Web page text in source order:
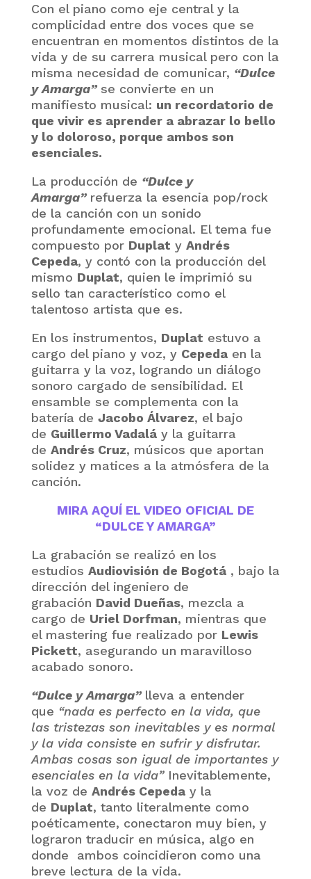
Con el piano como eje central y la
complicidad entre dos voces que se
encuentran en momentos distintos de la
vida y de su carrera musical pero con la
misma necesidad de comunicar, “Dulce
y Amarga”se convierte en un
manifiesto musical: un recordatorio de
que vivir es aprender a abrazar lo bello
y lo doloroso, porque ambos son
esenciales.
La producción de “Dulce y
Amarga”refuerza la esencia pop/rock
de la canción con un sonido
profundamente emocional. El tema fue
compuesto por Duplat y Andrés
Cepeda, y contó con la producción del
mismo Duplat, quien le imprimió su
sello tan característico como el
talentoso artista que es.
En los instrumentos, Duplat estuvo a
cargo del piano y voz, y Cepedaen la
guitarra y la voz, logrando un diálogo
sonoro cargado de sensibilidad. El
ensamble se complementa con la
batería de Jacobo Álvarez, el bajo
de Guillermo Vadaláy la guitarra
de Andrés Cruz, músicos que aportan
solidez y matices a la atmósfera de la
canción.
MIRA AQUÍ EL VIDEO OFICIAL DE
“DULCE Y AMARGA”
La grabación se realizó en los
estudios Audiovisión de Bogotá, bajo la
dirección del ingeniero de
grabación David Dueñas, mezcla a
cargo de Uriel Dorfman, mientras que
el mastering fue realizado por Lewis
Pickett, asegurando un maravilloso
acabado sonoro.
“Dulce y Amarga”lleva a entender
que “nada es perfecto en la vida, que
las tristezas son inevitables y es normal
y la vida consiste en sufrir y disfrutar.
Ambas cosas son igual de importantes y
esenciales en la vida”Inevitablemente,
la voz de Andrés Cepeday la
de Duplat, tanto literalmente como
poéticamente, conectaron muy bien, y
lograron traducir en música, algo en
donde ambos coincidieron como una
breve lectura de la vida.